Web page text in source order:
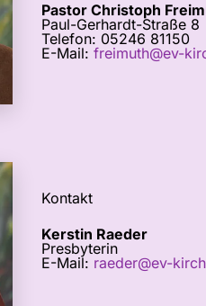
Pastor Christoph
Paul-Gerhardt-Straße 8
Telefon: 05246 81150
E-Mail: freimuth@ev-
Kontakt
Kerstin Raeder
Presbyterin
E-Mail: raeder@ev-